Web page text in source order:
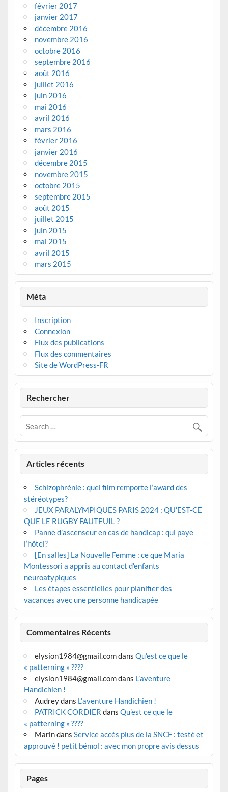
février 2017
janvier 2017
décembre 2016
novembre 2016
octobre 2016
septembre 2016
août 2016
juillet 2016
juin 2016
mai 2016
avril 2016
mars 2016
février 2016
janvier 2016
décembre 2015
novembre 2015
octobre 2015
septembre 2015
août 2015
juillet 2015
juin 2015
mai 2015
avril 2015
mars 2015
Méta
Inscription
Connexion
Flux des publications
Flux des commentaires
Site de WordPress-FR
Rechercher
Articles récents
Schizophrénie : quel film remporte l’award des
stéréotypes?
JEUX PARALYMPIQUES PARIS 2024 : QU’EST-CE
QUE LE RUGBY FAUTEUIL ?
Panne d’ascenseur en cas de handicap : qui paye
l’hôtel?
[En salles] La Nouvelle Femme : ce que Maria
Montessori a appris au contact d’enfants
neuroatypiques
Les étapes essentielles pour planifier des
vacances avec une personne handicapée
Commentaires Récents
elysion1984@gmail.comdans Qu’est ce que le
« patterning » ????
elysion1984@gmail.comdans L’aventure
Handichien !
Audreydans L’aventure Handichien !
PATRICK CORDIER dans Qu’est ce que le
« patterning » ????
Marindans Service accès plus de la SNCF : testé et
approuvé ! petit bémol : avec mon propre avis dessus
Pages